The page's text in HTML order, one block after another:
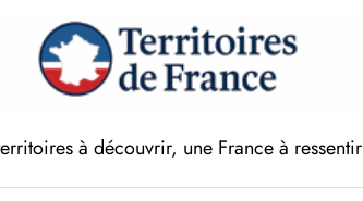
à découvrir, une France à ressentir